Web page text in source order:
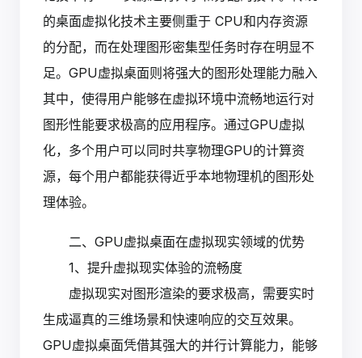
的桌面虚拟化技术主要侧重于 CPU和内存资源
的分配，而在处理图形密集型任务时存在明显不
足。GPU虚拟桌面则将强大的图形处理能力融入
其中，使得用户能够在虚拟环境中流畅地运行对
图形性能要求极高的应用程序。通过GPU虚拟
化，多个用户可以同时共享物理GPU的计算资
源，每个用户都能获得近乎本地物理机的图形处
理体验。
二、GPU虚拟桌面在虚拟现实领域的优势
1、提升虚拟现实体验的流畅度
虚拟现实对图形渲染的要求极高，需要实时
生成逼真的三维场景和快速响应的交互效果。
GPU虚拟桌面凭借其强大的并行计算能力，能够